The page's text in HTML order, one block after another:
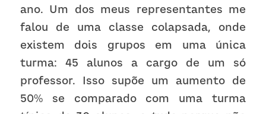
ano. Um dos meus representantes me
falou de uma classe colapsada, onde
existem dois grupos em uma única
turma: 45 alunos a cargo de um só
professor. Isso supõe um aumento de
50% se comparado com uma turma